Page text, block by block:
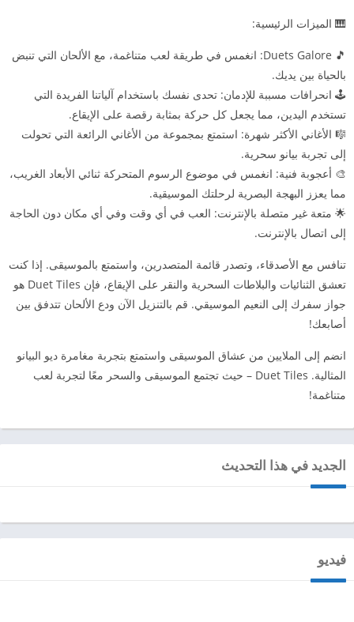
🎹 الميزات الرئيسية:
🎵 Duets Galore: انغمس في طريقة لعب متناغمة، مع الألحان التي تنبض
بالحياة بين يديك.
🕹️ انحرافات مسببة للإدمان: تحدى نفسك باستخدام آلياتنا الفريدة التي
تستخدم اليدين، مما يجعل كل حركة بمثابة رقصة على الإيقاع.
🎼 الأغاني الأكثر شهرة: استمتع بمجموعة من الأغاني الرائعة التي تحولت
إلى تجربة بيانو سحرية.
🎨 أعجوبة فنية: انغمس في موضوع الرسوم المتحركة ثنائي الأبعاد الغريب،
مما يعزز البهجة البصرية لرحلتك الموسيقية.
🌟 متعة غير متصلة بالإنترنت: العب في أي وقت وفي أي مكان دون الحاجة
إلى اتصال بالإنترنت.
تنافس مع الأصدقاء، وتصدر قائمة المتصدرين، واستمتع بالموسيقى. إذا كنت
تعشق الثنائيات والبلاطات السحرية والنقر على الإيقاع، فإن Duet Tiles هو
جواز سفرك إلى النعيم الموسيقي. قم بالتنزيل الآن ودع الألحان تتدفق بين
أصابعك!
انضم إلى الملايين من عشاق الموسيقى واستمتع بتجربة مغامرة ديو البيانو
المثالية. Duet Tiles – حيث تجتمع الموسيقى والسحر معًا لتجربة لعب
متناغمة!
الجديد في هذا التحديث
فيديو